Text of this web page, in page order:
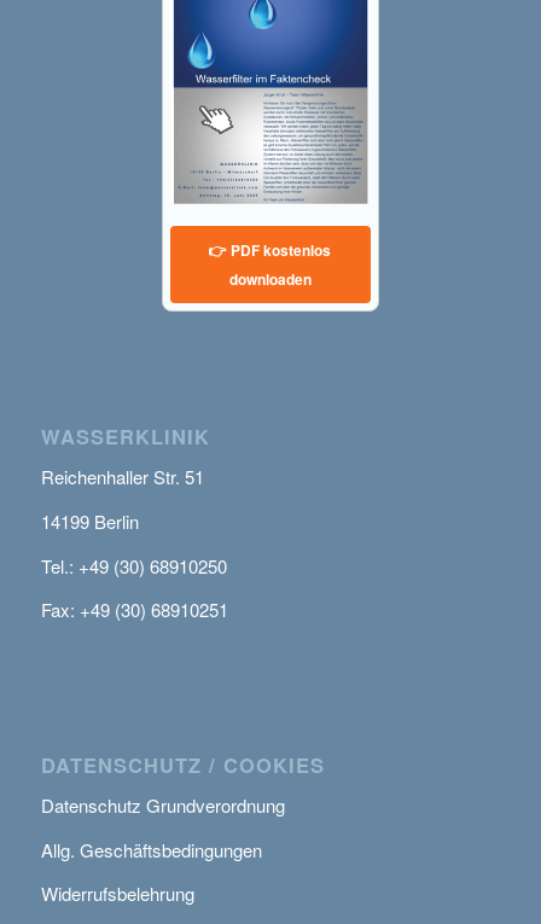
👉 PDF kostenlos
downloaden
WASSERKLINIK
Reichenhaller Str. 51
14199 Berlin
Tel.: +49 (30) 68910250
Fax: +49 (30) 68910251
DATENSCHUTZ / COOKIES
Datenschutz Grundverordnung
Allg. Geschäftsbedingungen
Widerrufsbelehrung